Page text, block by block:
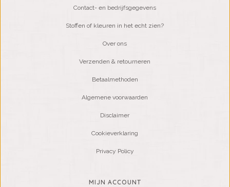
Contact- en bedrijfsgegevens
Stoffen of kleuren in het echt zien?
Over ons
Verzenden & retourneren
Betaalmethoden
Algemene voorwaarden
Disclaimer
Cookieverklaring
Privacy Policy
MIJN ACCOUNT